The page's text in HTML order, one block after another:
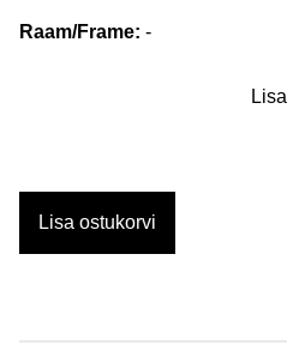
Raam/Frame: -
Lisa
Lisa ostukorvi